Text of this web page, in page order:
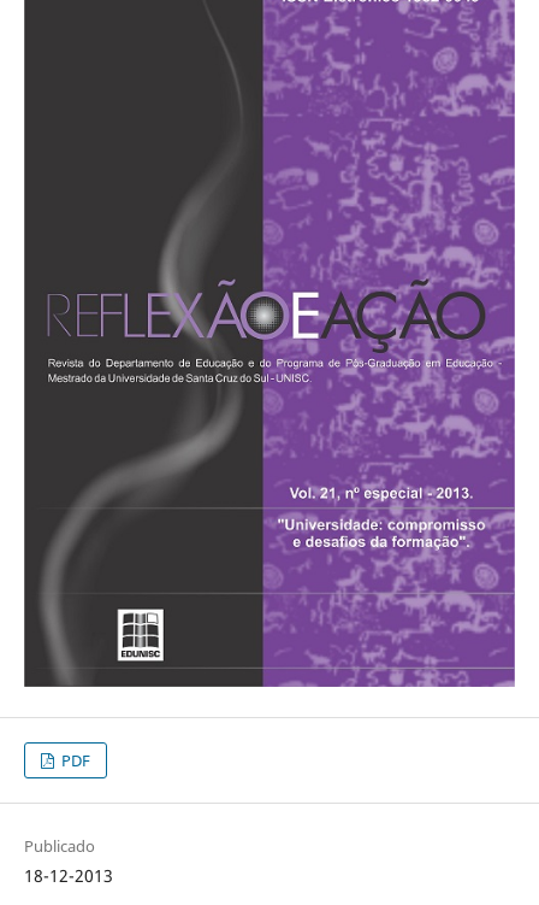
PDF
Publicado
18-12-2013